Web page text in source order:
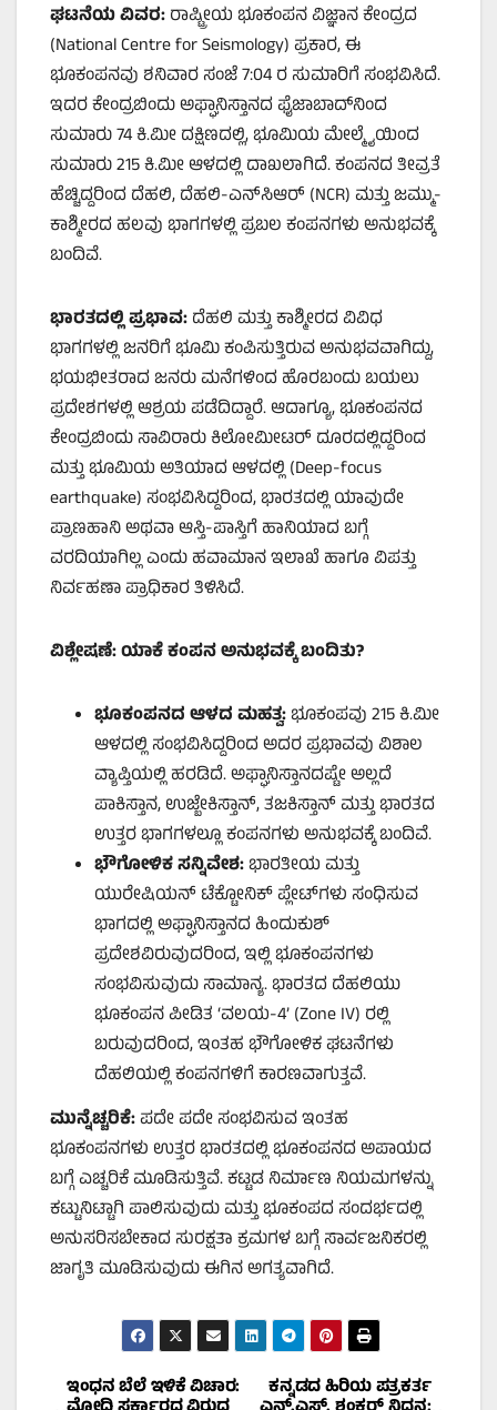
ಘಟನೆಯವಿವರ:ರಾಷ್ಟ್ರೀಯ ಭೂಕಂಪನ ವಿಜ್ಞಾನ ಕೇಂದ್ರದ
(National Centre for Seismology) ಪ್ರಕಾರ, ಈ
ಭೂಕಂಪನವು ಶನಿವಾರ ಸಂಜೆ 7:04 ರ ಸುಮಾರಿಗೆ ಸಂಭವಿಸಿದೆ.
ಇದರ ಕೇಂದ್ರಬಿಂದು ಅಫ್ಘಾನಿಸ್ತಾನದ ಫೈಜಾಬಾದ್‌ನಿಂದ
ಸುಮಾರು 74 ಕಿ.ಮೀ ದಕ್ಷಿಣದಲ್ಲಿ, ಭೂಮಿಯ ಮೇಲ್ಮೈಯಿಂದ
ಸುಮಾರು 215 ಕಿ.ಮೀ ಆಳದಲ್ಲಿ ದಾಖಲಾಗಿದೆ. ಕಂಪನದ ತೀವ್ರತೆ
ಹೆಚ್ಚಿದ್ದರಿಂದ ದೆಹಲಿ, ದೆಹಲಿ-ಎನ್‌ಸಿಆರ್ (NCR) ಮತ್ತು ಜಮ್ಮು-
ಕಾಶ್ಮೀರದ ಹಲವು ಭಾಗಗಳಲ್ಲಿ ಪ್ರಬಲ ಕಂಪನಗಳು ಅನುಭವಕ್ಕೆ
ಬಂದಿವೆ.
ಭಾರತದಲ್ಲಿಪ್ರಭಾವ:ದೆಹಲಿ ಮತ್ತು ಕಾಶ್ಮೀರದ ವಿವಿಧ
ಭಾಗಗಳಲ್ಲಿ ಜನರಿಗೆ ಭೂಮಿ ಕಂಪಿಸುತ್ತಿರುವ ಅನುಭವವಾಗಿದ್ದು,
ಭಯಭೀತರಾದ ಜನರು ಮನೆಗಳಿಂದ ಹೊರಬಂದು ಬಯಲು
ಪ್ರದೇಶಗಳಲ್ಲಿ ಆಶ್ರಯ ಪಡೆದಿದ್ದಾರೆ. ಆದಾಗ್ಯೂ, ಭೂಕಂಪನದ
ಕೇಂದ್ರಬಿಂದು ಸಾವಿರಾರು ಕಿಲೋಮೀಟರ್ ದೂರದಲ್ಲಿದ್ದರಿಂದ
ಮತ್ತು ಭೂಮಿಯ ಅತಿಯಾದ ಆಳದಲ್ಲಿ (Deep-focus
earthquake) ಸಂಭವಿಸಿದ್ದರಿಂದ, ಭಾರತದಲ್ಲಿ ಯಾವುದೇ
ಪ್ರಾಣಹಾನಿ ಅಥವಾ ಆಸ್ತಿ-ಪಾಸ್ತಿಗೆ ಹಾನಿಯಾದ ಬಗ್ಗೆ
ವರದಿಯಾಗಿಲ್ಲ ಎಂದು ಹವಾಮಾನ ಇಲಾಖೆ ಹಾಗೂ ವಿಪತ್ತು
ನಿರ್ವಹಣಾ ಪ್ರಾಧಿಕಾರ ತಿಳಿಸಿದೆ.
ವಿಶ್ಲೇಷಣೆ:ಯಾಕೆಕಂಪನಅನುಭವಕ್ಕೆಬಂದಿತು?
ಭೂಕಂಪನದಆಳದಮಹತ್ವ:ಭೂಕಂಪವು 215 ಕಿ.ಮೀ
ಆಳದಲ್ಲಿ ಸಂಭವಿಸಿದ್ದರಿಂದ ಅದರ ಪ್ರಭಾವವು ವಿಶಾಲ
ವ್ಯಾಪ್ತಿಯಲ್ಲಿ ಹರಡಿದೆ. ಅಫ್ಘಾನಿಸ್ತಾನದಷ್ಟೇ ಅಲ್ಲದೆ
ಪಾಕಿಸ್ತಾನ, ಉಜ್ಬೇಕಿಸ್ತಾನ್, ತಜಕಿಸ್ತಾನ್ ಮತ್ತು ಭಾರತದ
ಉತ್ತರ ಭಾಗಗಳಲ್ಲೂ ಕಂಪನಗಳು ಅನುಭವಕ್ಕೆ ಬಂದಿವೆ.
ಭೌಗೋಳಿಕಸನ್ನಿವೇಶ:ಭಾರತೀಯ ಮತ್ತು
ಯುರೇಷಿಯನ್ ಟೆಕ್ಟೋನಿಕ್ ಪ್ಲೇಟ್‌ಗಳು ಸಂಧಿಸುವ
ಭಾಗದಲ್ಲಿ ಅಫ್ಘಾನಿಸ್ತಾನದ ಹಿಂದುಕುಶ್
ಪ್ರದೇಶವಿರುವುದರಿಂದ, ಇಲ್ಲಿ ಭೂಕಂಪನಗಳು
ಸಂಭವಿಸುವುದು ಸಾಮಾನ್ಯ. ಭಾರತದ ದೆಹಲಿಯು
ಭೂಕಂಪನ ಪೀಡಿತ ‘ವಲಯ-4’ (Zone IV) ರಲ್ಲಿ
ಬರುವುದರಿಂದ, ಇಂತಹ ಭೌಗೋಳಿಕ ಘಟನೆಗಳು
ದೆಹಲಿಯಲ್ಲಿ ಕಂಪನಗಳಿಗೆ ಕಾರಣವಾಗುತ್ತವೆ.
ಮುನ್ನೆಚ್ಚರಿಕೆ:ಪದೇ ಪದೇ ಸಂಭವಿಸುವ ಇಂತಹ
ಭೂಕಂಪನಗಳು ಉತ್ತರ ಭಾರತದಲ್ಲಿ ಭೂಕಂಪನದ ಅಪಾಯದ
ಬಗ್ಗೆ ಎಚ್ಚರಿಕೆ ಮೂಡಿಸುತ್ತಿವೆ. ಕಟ್ಟಡ ನಿರ್ಮಾಣ ನಿಯಮಗಳನ್ನು
ಕಟ್ಟುನಿಟ್ಟಾಗಿ ಪಾಲಿಸುವುದು ಮತ್ತು ಭೂಕಂಪದ ಸಂದರ್ಭದಲ್ಲಿ
ಅನುಸರಿಸಬೇಕಾದ ಸುರಕ್ಷತಾ ಕ್ರಮಗಳ ಬಗ್ಗೆ ಸಾರ್ವಜನಿಕರಲ್ಲಿ
ಜಾಗೃತಿ ಮೂಡಿಸುವುದು ಈಗಿನ ಅಗತ್ಯವಾಗಿದೆ.
ಕನ್ನಡದ ಹಿರಿಯ ಪತ್ರಕರ್ತ
ಇಂಧನ ಬೆಲೆ ಇಳಿಕೆ ವಿಚಾರ: